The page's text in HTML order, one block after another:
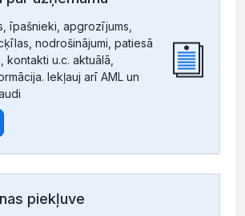
īpašnieki, apgrozījums,
nodrošinājumi, patiesā
kontakti u.c. aktuālā,
Iekļauj arī AML un
piekļuve